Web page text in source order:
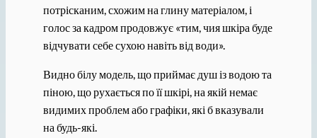
потрісканим, схожим на глину матеріалом, і
голос за кадром продовжує «тим, чия шкіра буде
відчувати себе сухою навіть від води».
Видно білу модель, що приймає душ із водою та
піною, що рухається по її шкірі, на якій немає
видимих проблем або графіки, які б вказували
на будь-які.